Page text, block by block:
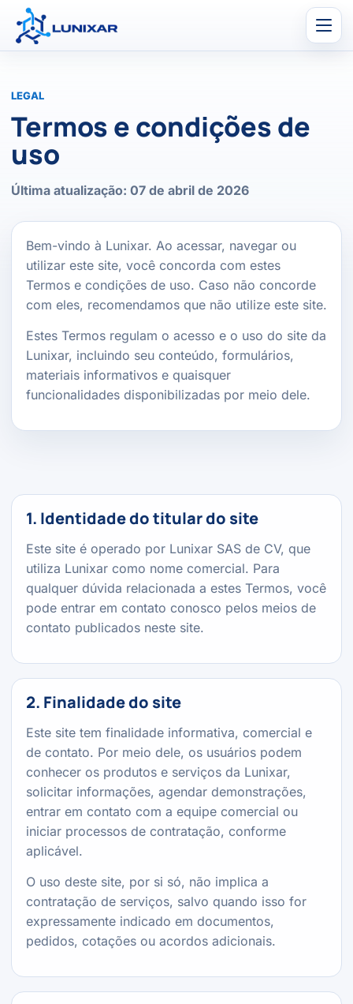
LEGAL
Termos e condições de
uso
Última atualização: 07 de abril de 2026
Bem-vindo à Lunixar. Ao acessar, navegar ou
utilizar este site, você concorda com estes
Termos e condições de uso. Caso não concorde
com eles, recomendamos que não utilize este site.
Estes Termos regulam o acesso e o uso do site da
Lunixar, incluindo seu conteúdo, formulários,
materiais informativos e quaisquer
funcionalidades disponibilizadas por meio dele.
1. Identidade do titular do site
Este site é operado por Lunixar SAS de CV, que
utiliza Lunixar como nome comercial. Para
qualquer dúvida relacionada a estes Termos, você
pode entrar em contato conosco pelos meios de
contato publicados neste site.
2. Finalidade do site
Este site tem finalidade informativa, comercial e
de contato. Por meio dele, os usuários podem
conhecer os produtos e serviços da Lunixar,
solicitar informações, agendar demonstrações,
entrar em contato com a equipe comercial ou
iniciar processos de contratação, conforme
aplicável.
O uso deste site, por si só, não implica a
contratação de serviços, salvo quando isso for
expressamente indicado em documentos,
pedidos, cotações ou acordos adicionais.